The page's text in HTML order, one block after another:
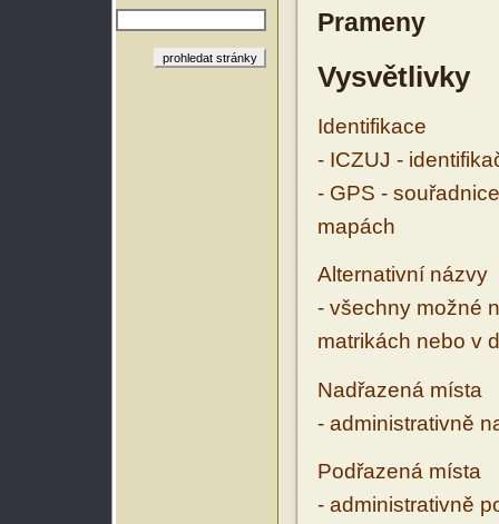
Prameny
Vysvětlivky
Identifikace
- ICZUJ -
- GPS -
mapách
Alternativní názvy
- všechny možné
matrikách nebo v
Nadřazená místa
- administrativně
Podřazená místa
- administrativně